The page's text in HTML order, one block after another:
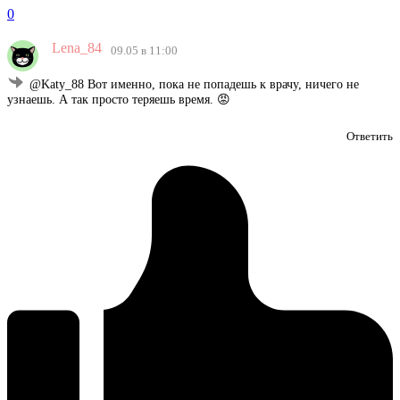
0
Lena_84 09.05 в 11:00
@Katy_88 Вот именно, пока не попадешь к врачу, ничего не
узнаешь. А так просто теряешь время. 😡
Ответить